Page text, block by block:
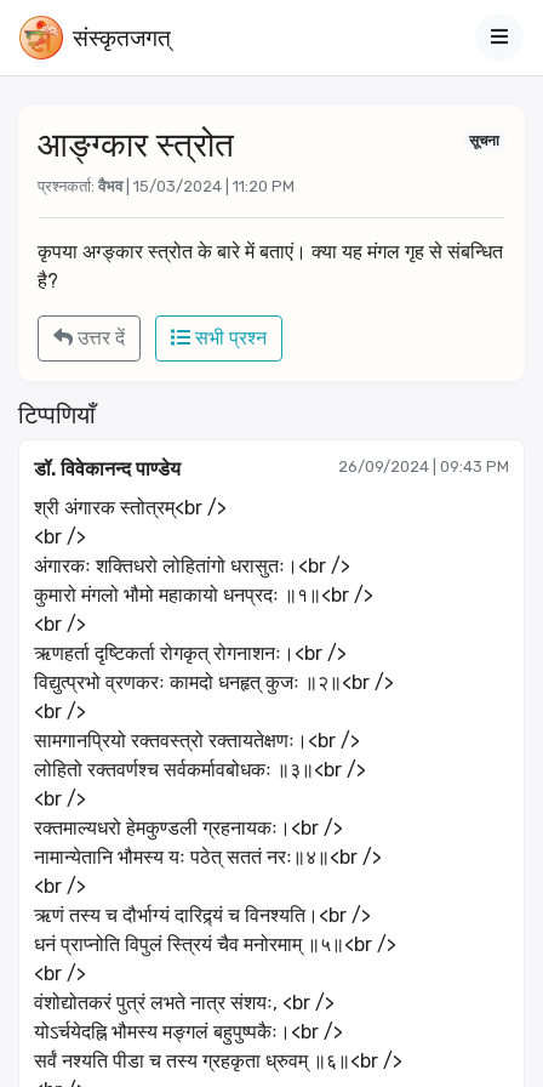
संस्‍कृतजगत्
आङ्ग्कार स्त्रोत
प्रश्नकर्ता: वैभव| 15/03/2024 | 11:20 PM
सूचना
कृपया अग्ङ्कार स्त्रोत के बारे में बताएं। क्या यह मंगल गृह से संबन्धित
है?
उत्तर दें सभी प्रश्न
टिप्पणियाँ
डॉ. विवेकानन्द पाण्डेय 26/09/2024 | 09:43 PM
श्री अंगारक स्तोत्रम्<br />
<br />
अंगारकः शक्तिधरो लोहितांगो धरासुतः।<br />
कुमारो मंगलो भौमो महाकायो धनप्रदः ॥१॥<br />
<br />
ऋणहर्ता दृष्टिकर्ता रोगकृत् रोगनाशनः।<br />
विद्युत्प्रभो व्रणकरः कामदो धनहृत् कुजः ॥२॥<br />
<br />
सामगानप्रियो रक्तवस्त्रो रक्तायतेक्षणः।<br />
लोहितो रक्तवर्णश्च सर्वकर्मावबोधकः ॥३॥<br />
<br />
रक्तमाल्यधरो हेमकुण्डली ग्रहनायकः।<br />
नामान्येतानि भौमस्य यः पठेत् सततं नरः॥४॥<br />
<br />
ऋणं तस्य च दौर्भाग्यं दारिद्र्यं च विनश्यति।<br />
धनं प्राप्नोति विपुलं स्त्रियं चैव मनोरमाम् ॥५॥<br />
<br />
वंशोद्योतकरं पुत्रं लभते नात्र संशयः, <br />
योऽर्चयेदह्नि भौमस्य मङ्गलं बहुपुष्पकैः।<br />
सर्वं नश्यति पीडा च तस्य ग्रहकृता ध्रुवम् ॥६॥<br />